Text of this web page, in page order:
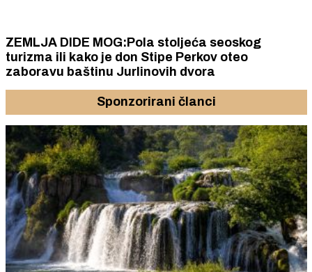
ZEMLJA DIDE MOG:Pola stoljeća seoskog
turizma ili kako je don Stipe Perkov oteo
zaboravu baštinu Jurlinovih dvora
Sponzorirani članci